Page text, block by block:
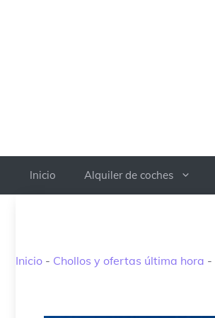
Inicio Alquiler de coches
Inicio - Chollos y ofertas última hora -